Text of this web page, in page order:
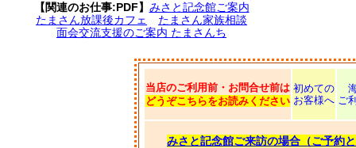
【関連のお仕事:PDF】 みさと記念館ご案内
たまさん放課後カフェ
たまさん家族相談
面会交流支援のご案内 たまさんち
当店のご利用前・お問合せ前は
どうぞこちらをお読みください
初めての
お客様へ ご
みさと記念館ご来訪の場合（ご予約